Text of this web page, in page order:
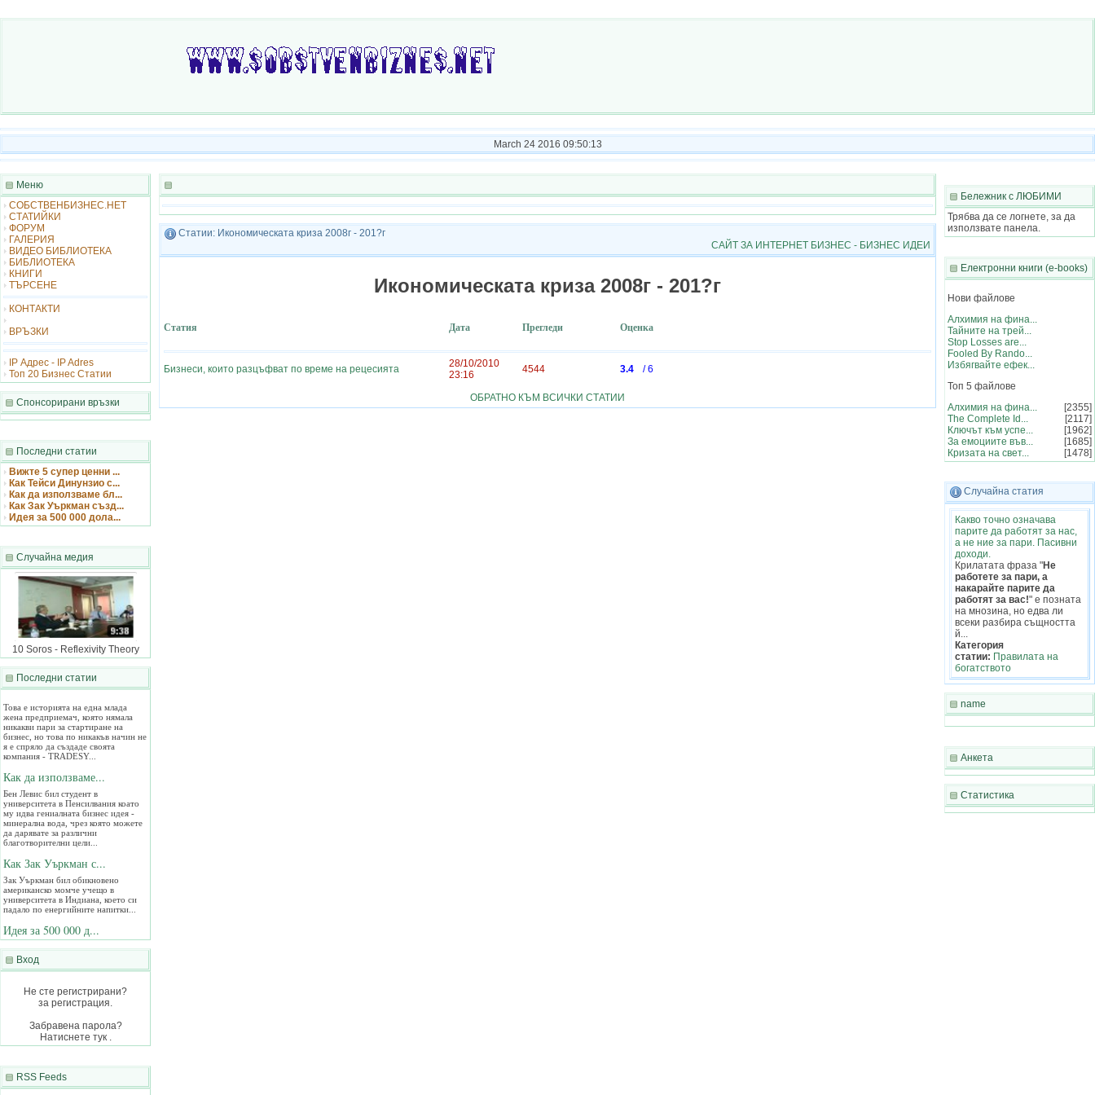
March 24 2016 09:50:13
Меню
СОБСТВЕНБИЗНЕС.НЕТ
СТАТИЙКИ
ФОРУМ
ГАЛЕРИЯ
ВИДЕО БИБЛИОТЕКА
БИБЛИОТЕКА
КНИГИ
ТЪРСЕНЕ
КОНТАКТИ
ВРЪЗКИ
IP Адрес - IP Adres
Топ 20 Бизнес Статии
Спонсорирани връзки
Последни статии
Вижте 5 супер ценни ...
Как Тейси Динунзио с...
Как да използваме бл...
Как Зак Уъркман създ...
Идея за 500 000 дола...
Случайна медия
10 Soros - Reflexivity Theory
Последни статии
Как Тейси Динунзи...
жена предприемач, която нямала
никакви пари за стартиране на
бизнес, но това по никакъв начин не
я е спряло да създаде своята
компания - TRADESY...
Бен Левис бил студент в
университета в Пенсилвания коато
му идва гениалната бизнес идея -
минерална вода, чрез която можете
да дарявате за различни
благотворителни цели...
Зак Уъркман бил обикновено
американско момче учещо в
университета в Индиана, което си
падало по енергийните напитки...
Идея за 500 000 д...
Браян Лаурангрокс си имал хоби да
продава разни неща по Интернет.
Започнал с това си занимание през
2004 като в началото дълго се чудел
Вижте 5 супер цен...
една статийка, която доста ми
хареса - 5 важни урока в живота...
Вход
Не сте регистрирани?
за регистрация.
Забравена парола?
Натиснете тук .
RSS Feeds
Статии: Икономическата криза 2008г - 201?г
САЙТ ЗА ИНТЕРНЕТ БИЗНЕС - БИЗНЕС ИДЕИ
Икономическата криза 2008г - 201?г
Статия Дата Прегледи Оценка
Бизнеси, които разцъфват по време на рецесията
28/10/2010
23:16
4544 3.4 / 6
ОБРАТНО КЪМ ВСИЧКИ СТАТИИ
Бележник с ЛЮБИМИ
Трябва да се логнете, за да
използвате панела.
Електронни книги (e-books)
Нови файлове
Алхимия на фина...
Тайните на трей...
Stop Losses are...
Fooled By Rando...
Избягвайте ефек...
Топ 5 файлове
Алхимия на фина...
[2355]
The Complete Id...
[2117]
Ключът към успе...
[1962]
За емоциите във...
[1685]
Кризата на свет...
[1478]
Случайна статия
Какво точно означава
парите да работят за нас,
а не ние за пари. Пасивни
доходи.
Крилатата фраза "Не
работете за пари, а
накарайте парите да
работят за вас!" е позната
на мнозина, но едва ли
всеки разбира същността
й...
Категория
статии: Правилата на
богатството
name
Анкета
Статистика